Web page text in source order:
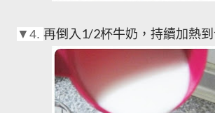
▼4. 再倒入1/2杯牛奶，持續加熱到